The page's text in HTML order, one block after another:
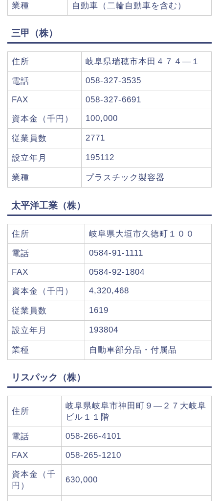
業種 自動車（二輪自動車を含む）
三甲（株）
住所 岐阜県瑞穂市本田４７４―１
電話 058-327-3535
FAX 058-327-6691
資本金（千円） 100,000
従業員数 2771
設立年月 195112
業種 プラスチック製容器
太平洋工業（株）
住所 岐阜県大垣市久徳町１００
電話 0584-91-1111
FAX 0584-92-1804
資本金（千円） 4,320,468
従業員数 1619
設立年月 193804
業種 自動車部分品・付属品
リスパック（株）
住所
岐阜県岐阜市神田町９―２７大岐阜
ビル１１階
電話 058-266-4101
FAX 058-265-1210
資本金（千
円）
630,000